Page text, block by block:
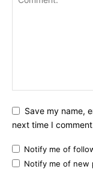
Save my name,
next time I
Notify me of
Notify me of new